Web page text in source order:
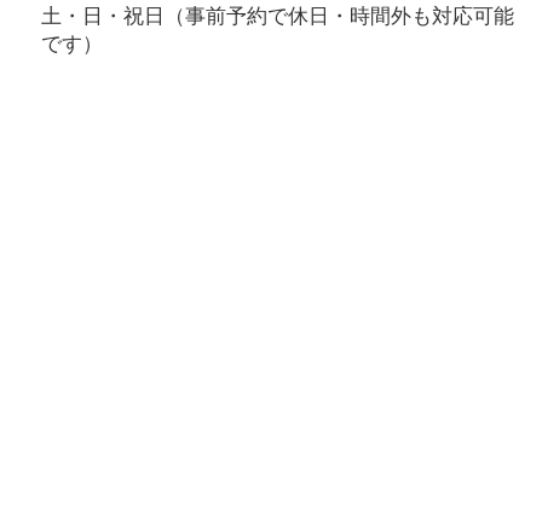
土・日・祝日（事前予約で休日・時間外も対応可能
です）